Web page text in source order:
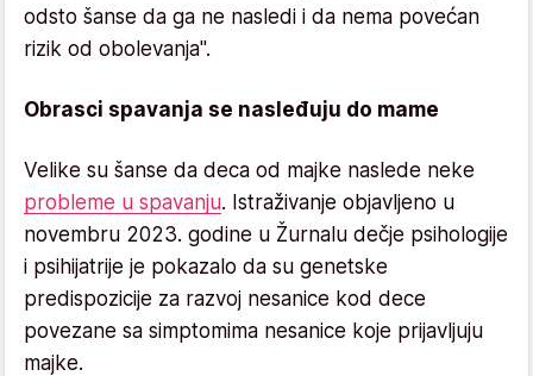
odsto šanse da ga ne nasledi i da nema povećan
rizik od obolevanja".
Obrasci spavanja se nasleđuju do mame
Velike su šanse da deca od majke naslede neke
probleme u spavanju. Istraživanje objavljeno u
novembru 2023. godine u Žurnalu dečje psihologije
i psihijatrije je pokazalo da su genetske
predispozicije za razvoj nesanice kod dece
povezane sa simptomima nesanice koje prijavljuju
majke.